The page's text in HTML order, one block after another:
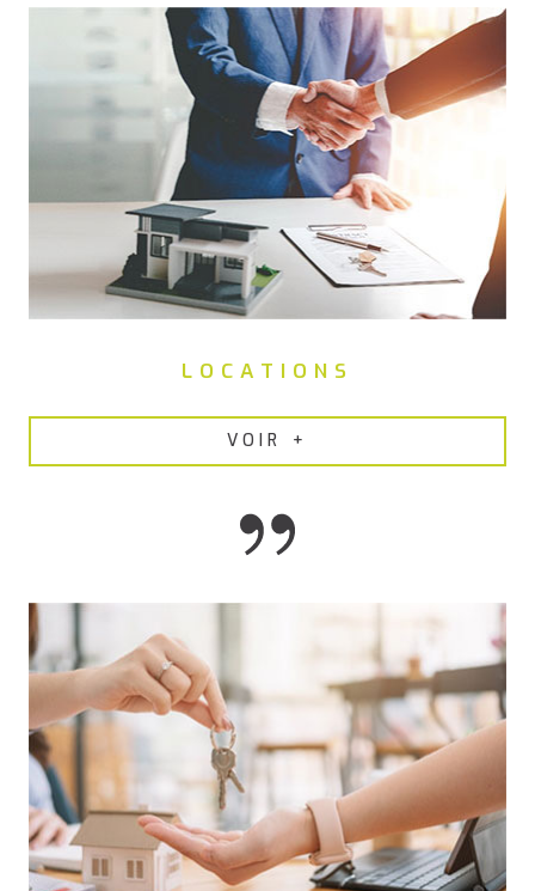
remise en état des appartements, nous proposons nos
services de gestion locative efficace à Pont-Saint-Martin
LOCATIONS
VOIR +